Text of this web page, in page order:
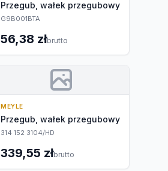
Przegub, wałek przegubowy
G9B001BTA
56,38 złbrutto
MEYLE
Przegub, wałek przegubowy
314 152 3104/HD
339,55 złbrutto